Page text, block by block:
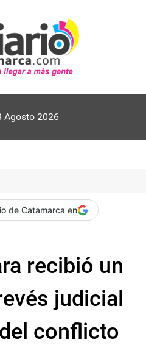
Agosto 2026
de Catamarca en
recibió un
judicial
conflicto